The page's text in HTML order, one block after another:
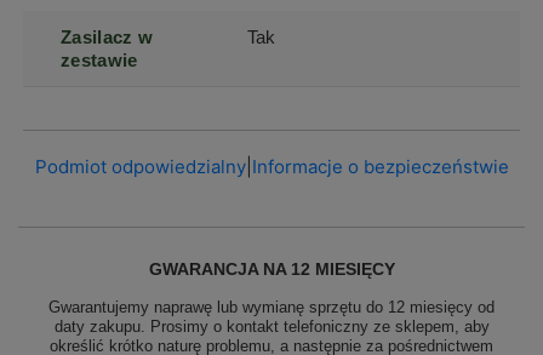
Zasilacz w
zestawie
Tak
Podmiot odpowiedzialny| Informacje o bezpieczeństwie
GWARANCJA NA 12 MIESIĘCY
Gwarantujemy naprawę lub wymianę sprzętu do 12 miesięcy od
daty zakupu. Prosimy o kontakt telefoniczny ze sklepem, aby
określić krótko naturę problemu, a następnie za pośrednictwem